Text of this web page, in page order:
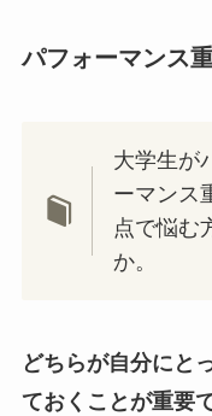
パフォーマンス
大学生が
ーマンス
点で悩む
か。
どちらが自分にと
ておくことが重要で